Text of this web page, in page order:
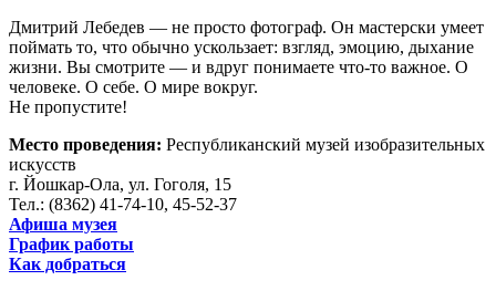
Дмитрий Лебедев — не просто фотограф. Он мастерски умеет
поймать то, что обычно ускользает: взгляд, эмоцию, дыхание
жизни. Вы смотрите — и вдруг понимаете что‑то важное. О
человеке. О себе. О мире вокруг.
Не пропустите!
Место проведения: Республиканский музей изобразительных
искусств
г. Йошкар-Ола, ул. Гоголя, 15
Тел.: (8362) 41-74-10, 45-52-37
Афиша музея
График работы
Как добраться